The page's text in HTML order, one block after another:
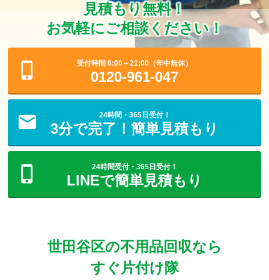
見積もり無料！
お気軽にご相談ください！
受付時間 6:00～21:00（年中無休）
0120-961-047
24時間・365日受付！
3分で完了！簡単見積もり
24時間受付・365日受付！
LINEで簡単見積もり
世田谷区の不用品回収なら
すぐ片付け隊